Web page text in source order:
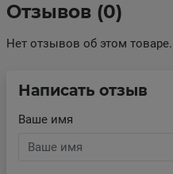
Отзывов (0)
Нет отзывов об этом товаре.
Написать отзыв
Ваше имя